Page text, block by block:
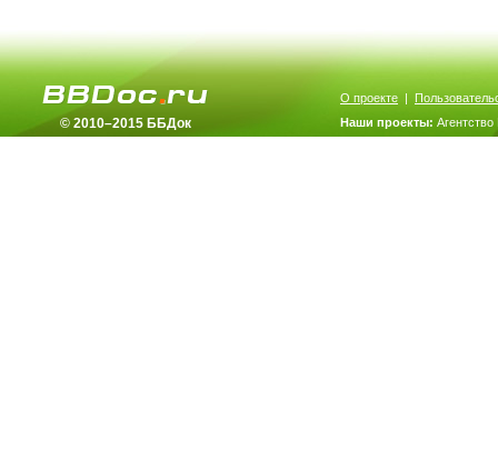
© 2010–2015 ББДок
О проекте |
Наши проекты: